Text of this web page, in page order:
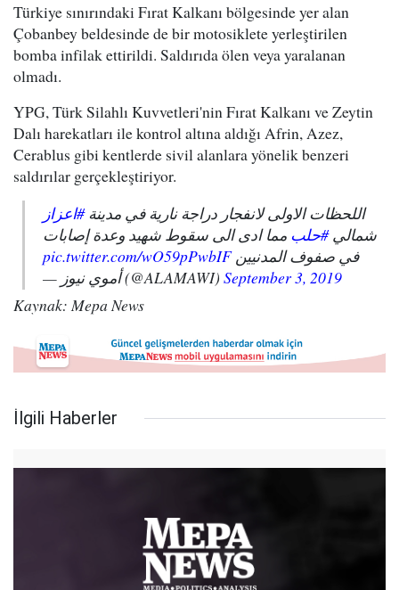
Türkiye sınırındaki Fırat Kalkanı bölgesinde yer alan
Çobanbey beldesinde de bir motosiklete yerleştirilen
bomba infilak ettirildi. Saldırıda ölen veya yaralanan
olmadı.
YPG, Türk Silahlı Kuvvetleri'nin Fırat Kalkanı ve Zeytin
Dalı harekatları ile kontrol altına aldığı Afrin, Azez,
Cerablus gibi kentlerde sivil alanlara yönelik benzeri
saldırılar gerçekleştiriyor.
اللحظات الاولى لانفجار دراجة نارية في مدينة#اعزاز
شمالي#حلب مما ادى الى سقوط شهيد وعدة إصابات
في صفوف المدنيينpic.twitter.com/wO59pPwbIF
— أموي نيوز (@ALAMAWI) September 3, 2019
Kaynak: Mepa News
İlgili Haberler